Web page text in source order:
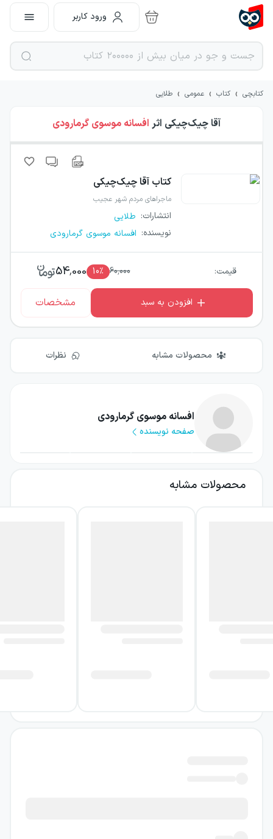
ورود کاربر
کتابچی › کتاب › عمومی › طلایی
آقا چیک‌چیکی اثر افسانه موسوی گرمارودی
کتاب آقا چیک‌چیکی
ماجراهای مردم شهر عجیب
انتشارات: طلایی
نویسنده: افسانه موسوی گرمارودی
قیمت: 60,000
10٪ 54,000
افزودن به سبد مشخصات
محصولات مشابه نظرات
افسانه موسوی گرمارودی
صفحه نویسنده
محصولات مشابه